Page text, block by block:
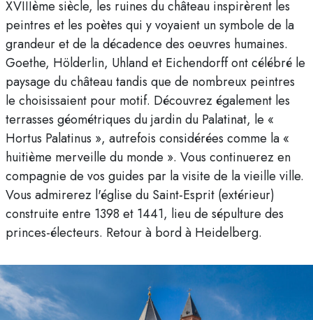
XVIIIème siècle, les ruines du château inspirèrent les
peintres et les poètes qui y voyaient un symbole de la
grandeur et de la décadence des oeuvres humaines.
Goethe, Hölderlin, Uhland et Eichendorff ont célébré le
paysage du château tandis que de nombreux peintres
le choisissaient pour motif. Découvrez également les
terrasses géométriques du jardin du Palatinat, le «
Hortus Palatinus », autrefois considérées comme la «
huitième merveille du monde ». Vous continuerez en
compagnie de vos guides par la visite de la vieille ville.
Vous admirerez l'église du Saint-Esprit (extérieur)
construite entre 1398 et 1441, lieu de sépulture des
princes-électeurs. Retour à bord à Heidelberg.